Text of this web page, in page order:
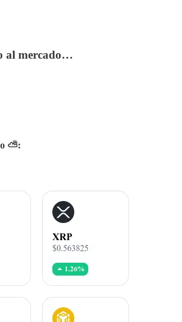
al mercado…
⛅: